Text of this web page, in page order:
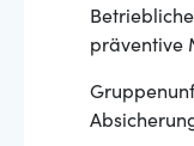
präventive